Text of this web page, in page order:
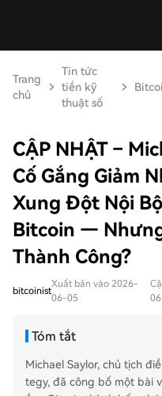
Trang
chủ
Tin tức
tiền kỹ
thuật số
CẬP NHẬT –
Cố Gắng Giảm
Xung Đột Nội
Bitcoin —
Thành Công?
bitcoinist
Xuất bản vào 2026-
06-05
Tóm tắt
Michael Saylor, chủ tịch
tegy, đã công bố một bài